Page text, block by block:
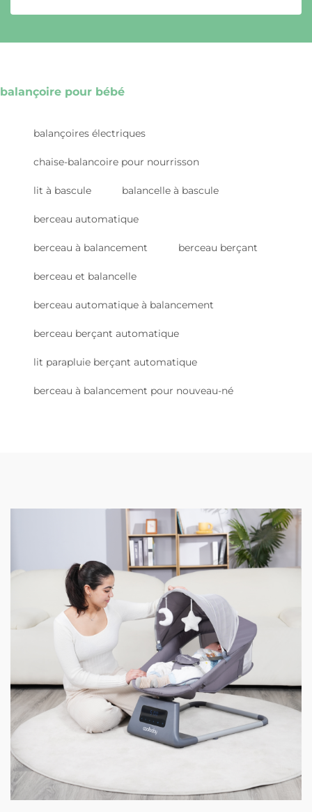
balançoire pour bébé
balançoires électriques
chaise-balancoire pour nourrisson
lit à bascule balancelle à bascule
berceau automatique
berceau à balancement berceau berçant
berceau et balancelle
berceau automatique à balancement
berceau berçant automatique
lit parapluie berçant automatique
berceau à balancement pour nouveau-né